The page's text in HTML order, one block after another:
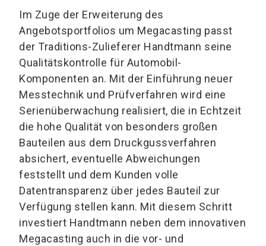
Im Zuge der Erweiterung des
Angebotsportfolios um Megacasting passt
der Traditions-Zulieferer Handtmann seine
Qualitätskontrolle für Automobil-
Komponenten an. Mit der Einführung neuer
Messtechnik und Prüfverfahren wird eine
Serienüberwachung realisiert, die in Echtzeit
die hohe Qualität von besonders großen
Bauteilen aus dem Druckgussverfahren
absichert, eventuelle Abweichungen
feststellt und dem Kunden volle
Datentransparenz über jedes Bauteil zur
Verfügung stellen kann. Mit diesem Schritt
investiert Handtmann neben dem innovativen
Megacasting auch in die vor- und